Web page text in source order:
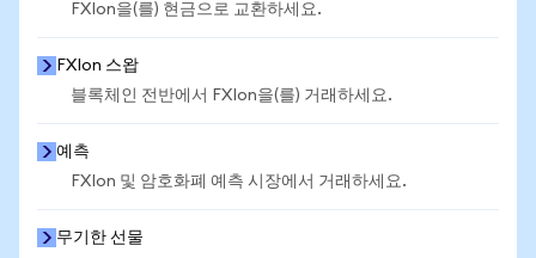
FXIon을(를) 현금으로 교환하세요.
FXIon 스왑
블록체인 전반에서 FXIon을(를) 거래하세요.
예측
FXIon 및 암호화폐 예측 시장에서 거래하세요.
무기한 선물